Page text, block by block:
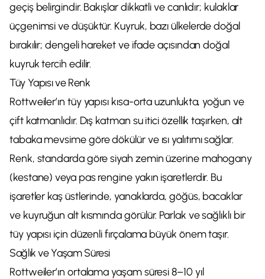
geçiş belirgindir. Bakışlar dikkatli ve canlıdır; kulaklar
üçgenimsi ve düşüktür. Kuyruk, bazı ülkelerde doğal
bırakılır; dengeli hareket ve ifade açısından doğal
kuyruk tercih edilir.
Tüy Yapısı ve Renk
Rottweiler’ın tüy yapısı kısa-orta uzunlukta, yoğun ve
çift katmanlıdır. Dış katman su itici özellik taşırken, alt
tabaka mevsime göre dökülür ve ısı yalıtımı sağlar.
Renk, standarda göre siyah zemin üzerine mahogany
(kestane) veya pas rengine yakın işaretlerdir. Bu
işaretler kaş üstlerinde, yanaklarda, göğüs, bacaklar
ve kuyruğun alt kısmında görülür. Parlak ve sağlıklı bir
tüy yapısı için düzenli fırçalama büyük önem taşır.
Sağlık ve Yaşam Süresi
Rottweiler’ın ortalama yaşam süresi 8–10 yıl